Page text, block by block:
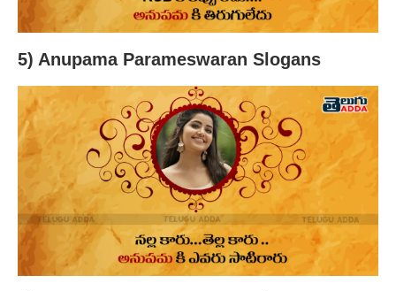
5) Anupama Parameswaran Slogans